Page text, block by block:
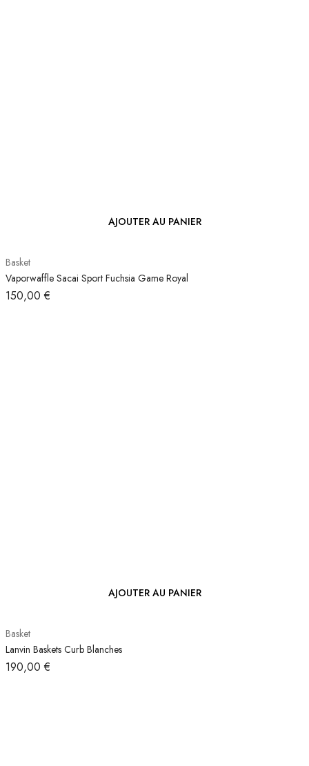
AJOUTER AU PANIER
Basket
Vaporwaffle Sacai Sport Fuchsia Game Royal
150,00€
AJOUTER AU PANIER
Basket
Lanvin Baskets Curb Blanches
190,00€